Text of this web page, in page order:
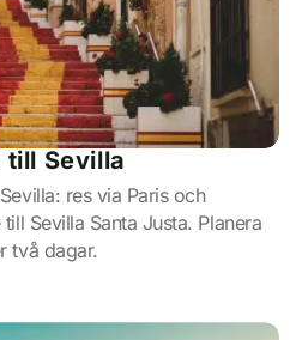
till Sevilla
res via Paris och
Sevilla Santa Justa. Planera
två dagar.